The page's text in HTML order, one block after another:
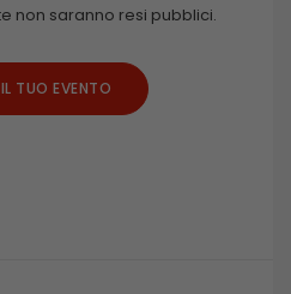
non saranno resi pubblici.
TUO EVENTO